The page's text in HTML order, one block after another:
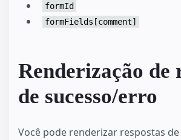
formId
formFields[comment]
Renderização de
de sucesso/erro
Você pode renderizar respostas